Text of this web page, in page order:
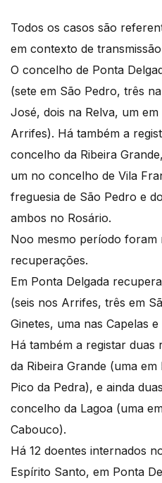
Todos os casos são
em contexto de
O concelho de Ponta
(sete em São Pedro, três
José, dois na Relva, um
Arrifes). Há também a
concelho da Ribeira
um no concelho de Vila
freguesia de São Pedro e
ambos no Rosário.
Noo mesmo período foram
recuperações.
Em Ponta Delgada
(seis nos Arrifes, três em
Ginetes, uma nas Capelas
Há também a registar
da Ribeira Grande (uma
Pico da Pedra), e ainda
concelho da Lagoa (uma
Cabouco).
Há 12 doentes internados
Espírito Santo, em Ponta